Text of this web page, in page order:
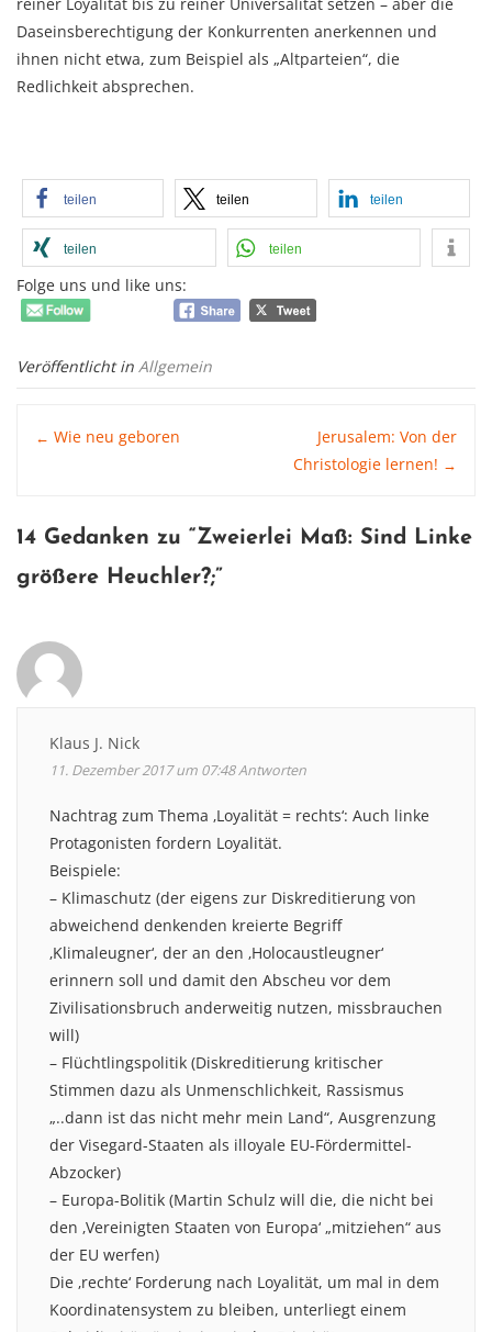
Daseinsberechtigung der Konkurrenten anerkennen und
ihnen nicht etwa, zum Beispiel als „Altparteien“, die
Redlichkeit absprechen.
teilen teilen teilen
teilen teilen
Folge uns und like uns:
Veröffentlicht in Allgemein
Post
← Wie neu geboren
Jerusalem: Von der
Christologie lernen! →
14 Gedanken zu “Zweierlei Maß: Sind Linke
größere Heuchler?;”
Klaus J. Nick
11. Dezember 2017 um 07:48Antworten
Nachtrag zum Thema ‚Loyalität = rechts‘: Auch linke
Protagonisten fordern Loyalität.
Beispiele:
– Klimaschutz (der eigens zur Diskreditierung von
abweichend denkenden kreierte Begriff
‚Klimaleugner‘, der an den ‚Holocaustleugner‘
erinnern soll und damit den Abscheu vor dem
Zivilisationsbruch anderweitig nutzen, missbrauchen
will)
– Flüchtlingspolitik (Diskreditierung kritischer
Stimmen dazu als Unmenschlichkeit, Rassismus
„..dann ist das nicht mehr mein Land“, Ausgrenzung
der Visegard-Staaten als illoyale EU-Fördermittel-
Abzocker)
– Europa-Bolitik (Martin Schulz will die, die nicht bei
den ‚Vereinigten Staaten von Europa‘ „mitziehen“ aus
der EU werfen)
Die ‚rechte‘ Forderung nach Loyalität, um mal in dem
Koordinatensystem zu bleiben, unterliegt einem